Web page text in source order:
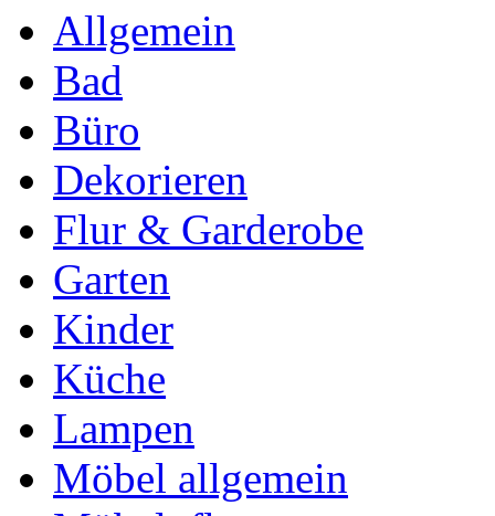
Allgemein
Bad
Büro
Dekorieren
Flur & Garderobe
Garten
Kinder
Küche
Lampen
Möbel allgemein